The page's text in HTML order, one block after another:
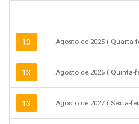
13 Agosto de 2025 ( Quarta-
13 Agosto de 2026 ( Quinta-
13 Agosto de 2027 ( Sexta-